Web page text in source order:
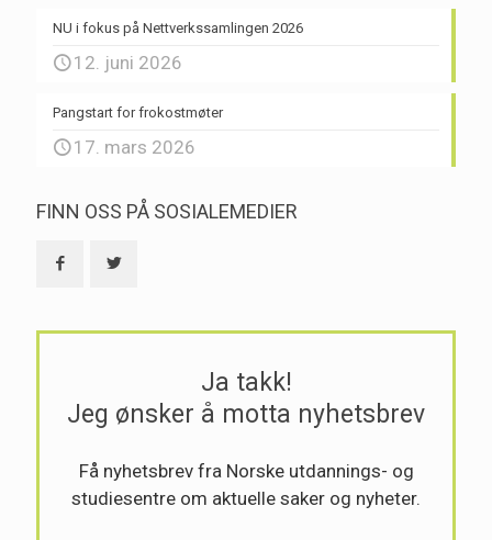
NU i fokus på Nettverkssamlingen 2026
12. juni 2026
Pangstart for frokostmøter
17. mars 2026
FINN OSS PÅ SOSIALEMEDIER
Ja takk!
Jeg ønsker å motta nyhetsbrev
Få nyhetsbrev fra Norske utdannings- og
studiesentre om aktuelle saker og nyheter.